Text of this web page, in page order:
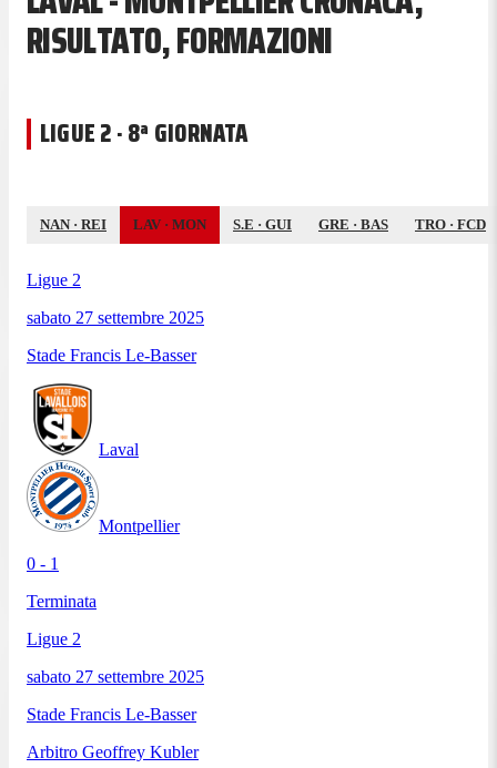
RISULTATO, FORMAZIONI
LIGUE 2 · 8ª GIORNATA
NAN · REI LAV · MON S.E · GUI GRE · BAS TRO · FCD
Ligue 2
sabato 27 settembre 2025
Stade Francis Le-Basser
Laval
Montpellier
0 - 1
Terminata
Ligue 2
sabato 27 settembre 2025
Stade Francis Le-Basser
Arbitro Geoffrey Kubler